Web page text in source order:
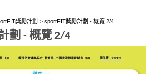
獎勵計劃 > sportFIT獎勵計劃 - 概覽 2/4
劃 - 概覽 2/4